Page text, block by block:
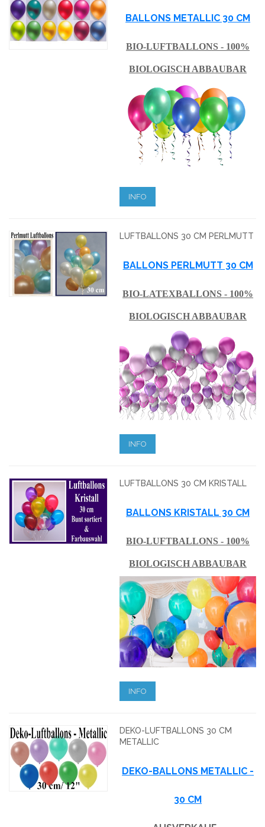
BALLONS METALLIC 30 CM
BIO-LUFTBALLONS - 100%
BIOLOGISCH ABBAUBAR
INFO
LUFTBALLONS 30 CM PERLMUTT
BALLONS PERLMUTT 30 CM
BIO-LATEXBALLONS - 100%
BIOLOGISCH ABBAUBAR
INFO
LUFTBALLONS 30 CM KRISTALL
BALLONS KRISTALL 30 CM
BIO-LUFTBALLONS - 100%
BIOLOGISCH ABBAUBAR
INFO
DEKO-LUFTBALLONS 30 CM
METALLIC
DEKO-BALLONS METALLIC -
30 CM